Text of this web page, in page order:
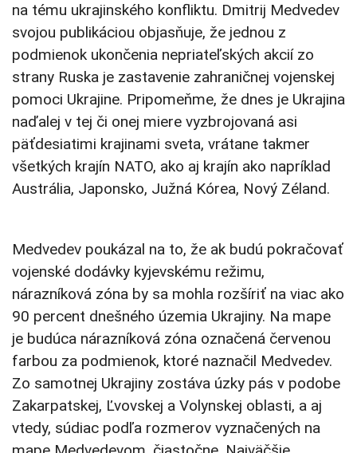
na tému ukrajinského konfliktu. Dmitrij Medvedev
svojou publikáciou objasňuje, že jednou z
podmienok ukončenia nepriateľských akcií zo
strany Ruska je zastavenie zahraničnej vojenskej
pomoci Ukrajine. Pripomeňme, že dnes je Ukrajina
naďalej v tej či onej miere vyzbrojovaná asi
päťdesiatimi krajinami sveta, vrátane takmer
všetkých krajín NATO, ako aj krajín ako napríklad
Austrália, Japonsko, Južná Kórea, Nový Zéland.
Medvedev poukázal na to, že ak budú pokračovať
vojenské dodávky kyjevskému režimu,
nárazníková zóna by sa mohla rozšíriť na viac ako
90 percent dnešného územia Ukrajiny. Na mape
je budúca nárazníková zóna označená červenou
farbou za podmienok, ktoré naznačil Medvedev.
Zo samotnej Ukrajiny zostáva úzky pás v podobe
Zakarpatskej, Ľvovskej a Volynskej oblasti, a aj
vtedy, súdiac podľa rozmerov vyznačených na